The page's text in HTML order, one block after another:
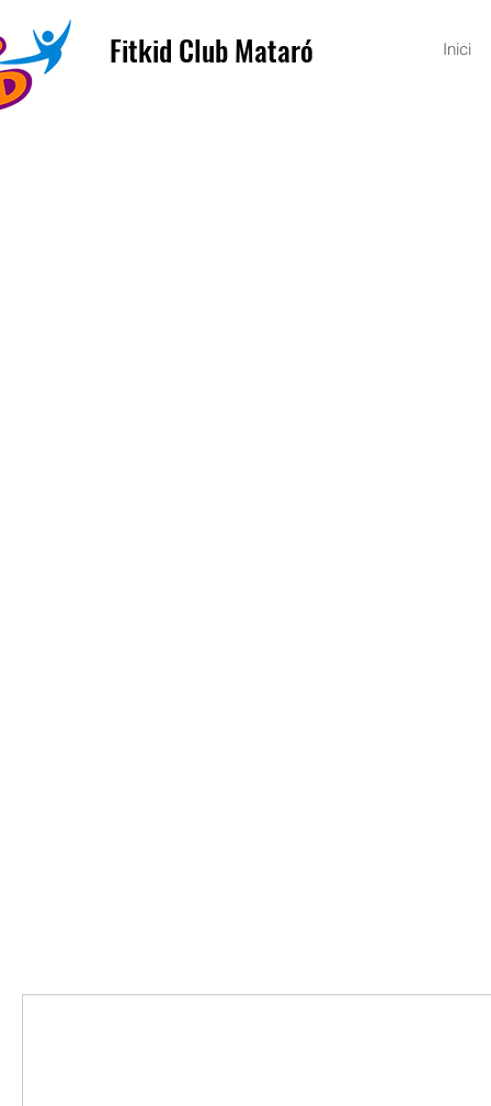
Inici
Fitkid Club Mataró